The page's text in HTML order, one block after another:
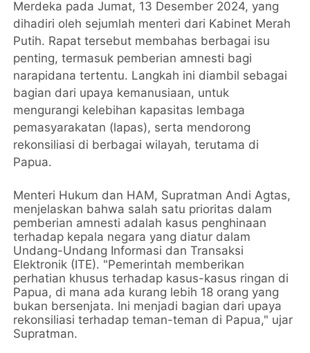
Merdeka pada Jumat, 13 Desember 2024, yang
dihadiri oleh sejumlah menteri dari Kabinet Merah
Putih. Rapat tersebut membahas berbagai isu
penting, termasuk pemberian amnesti bagi
narapidana tertentu. Langkah ini diambil sebagai
bagian dari upaya kemanusiaan, untuk
mengurangi kelebihan kapasitas lembaga
pemasyarakatan (lapas), serta mendorong
rekonsiliasi di berbagai wilayah, terutama di
Papua.
Menteri Hukum dan HAM, Supratman Andi Agtas,
menjelaskan bahwa salah satu prioritas dalam
pemberian amnesti adalah kasus penghinaan
terhadap kepala negara yang diatur dalam
Undang-Undang Informasi dan Transaksi
Elektronik (ITE). "Pemerintah memberikan
perhatian khusus terhadap kasus-kasus ringan di
Papua, di mana ada kurang lebih 18 orang yang
bukan bersenjata. Ini menjadi bagian dari upaya
rekonsiliasi terhadap teman-teman di Papua," ujar
Supratman.